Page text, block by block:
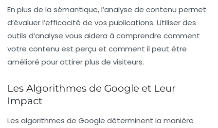
En plus de la sémantique, l’analyse de contenu permet
d’évaluer l’efficacité de vos publications. Utiliser des
outils d’analyse vous aidera à comprendre comment
votre contenu est perçu et comment il peut être
amélioré pour attirer plus de visiteurs.
Les Algorithmes de Google et Leur
Impact
Les algorithmes de Google déterminent la manière